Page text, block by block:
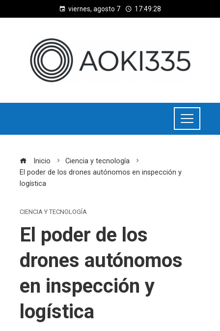
viernes, agosto 7 17:49:29
Inicio
Ciencia y tecnología
El poder de los drones autónomos en inspección y
logística
CIENCIA Y TECNOLOGÍA
El poder de los
drones autónomos
en inspección y
logística